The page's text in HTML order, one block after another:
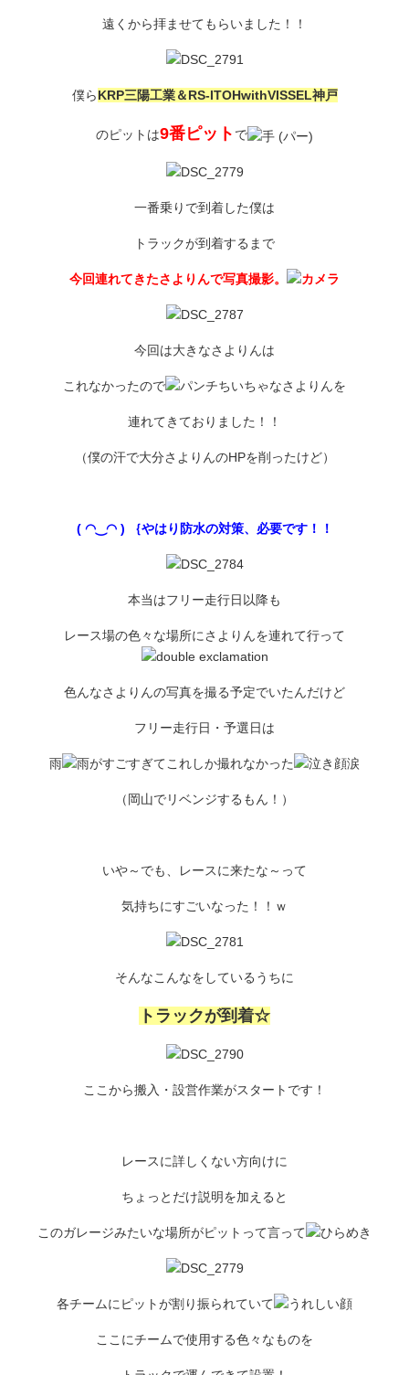
遠くから拝ませてもらいました！！
僕らKRP三陽工業＆RS-ITOHwithVISSEL神戸
のピットは9番ピット で
一番乗りで到着した僕は
トラックが到着するまで
今回連れてきたさよりんで写真撮影。
今回は大きなさよりんは
これなかったので ちいちゃなさよりんを
連れてきておりました！！
（僕の汗で大分さよりんのHPを削ったけど）
( ◠‿◠ ) ｛やはり防水の対策、必要です！！
本当はフリー走行日以降も
レース場の色々な場所にさよりんを連れて行って
色んなさよりんの写真を撮る予定でいたんだけど
フリー走行日・予選日は
雨 がすごすぎてこれしか撮れなかった 涙
（岡山でリベンジするもん！）
いや～でも、レースに来たな～って
気持ちにすごいなった！！ｗ
そんなこんなをしているうちに
トラックが到着☆
ここから搬入・設営作業がスタートです！
レースに詳しくない方向けに
ちょっとだけ説明を加えると
このガレージみたいな場所がピットって言って
各チームにピットが割り振られていて
ここにチームで使用する色々なものを